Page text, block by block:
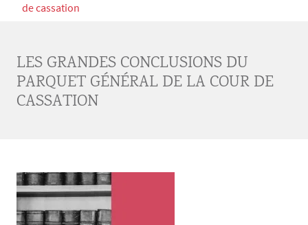
de cassation
LES GRANDES CONCLUSIONS DU
PARQUET GÉNÉRAL DE LA COUR DE
CASSATION